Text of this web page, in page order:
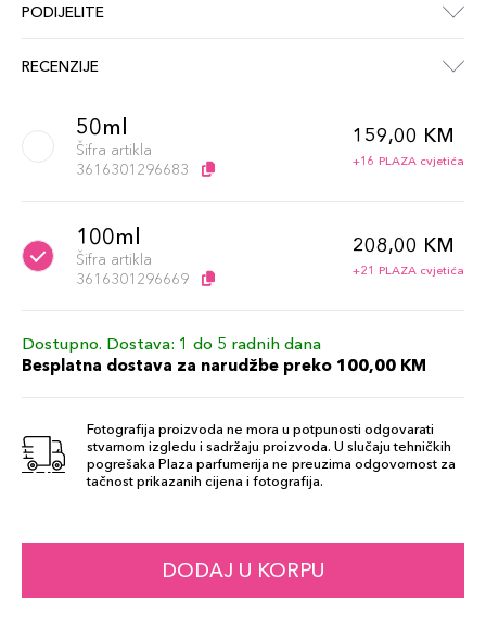
PODIJELITE
RECENZIJE
50ml
Šifra artikla
3616301296683
159,00 KM
+16 PLAZA cvjetića
100ml
Šifra artikla
3616301296669
208,00 KM
+21 PLAZA cvjetića
Dostupno. Dostava: 1 do 5 radnih dana
Besplatna dostava za narudžbe preko 100,00 KM
Fotografija proizvoda ne mora u potpunosti odgovarati
stvarnom izgledu i sadržaju proizvoda. U slučaju tehničkih
pogrešaka Plaza parfumerija ne preuzima odgovornost za
tačnost prikazanih cijena i fotografija.
DODAJ U KORPU